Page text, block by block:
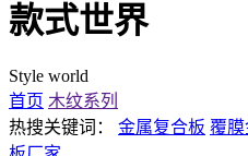
款式世界
Style world
首页 木纹系列
热搜关键词：
金属复合板 覆膜